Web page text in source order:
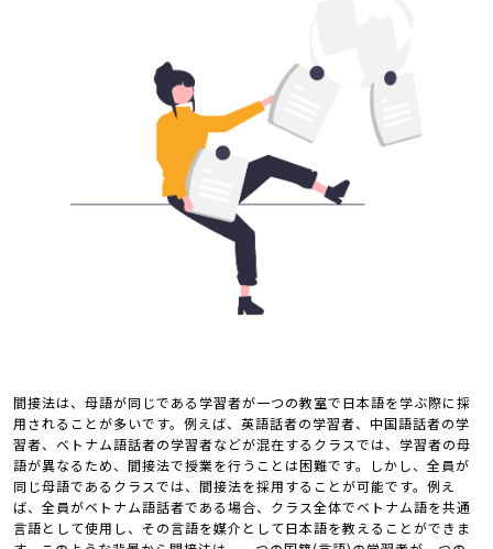
間接法は、母語が同じである学習者が一つの教室で日本語を学ぶ際に採
用されることが多いです。例えば、英語話者の学習者、中国語話者の学
習者、ベトナム語話者の学習者などが混在するクラスでは、学習者の母
語が異なるため、間接法で授業を行うことは困難です。しかし、全員が
同じ母語であるクラスでは、間接法を採用することが可能です。例え
ば、全員がベトナム語話者である場合、クラス全体でベトナム語を共通
言語として使用し、その言語を媒介として日本語を教えることができま